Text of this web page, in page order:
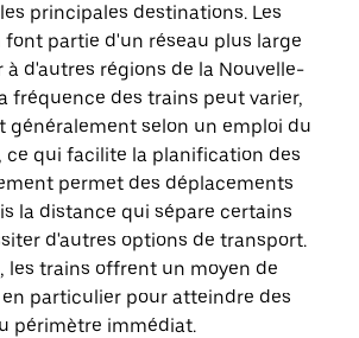
principales destinations. Les
font partie d'un réseau plus large
à d'autres régions de la Nouvelle-
fréquence des trains peut varier,
généralement selon un emploi du
ce qui facilite la planification des
permet des déplacements
la distance qui sépare certains
d'autres options de transport.
les trains offrent un moyen de
particulier pour atteindre des
périmètre immédiat.